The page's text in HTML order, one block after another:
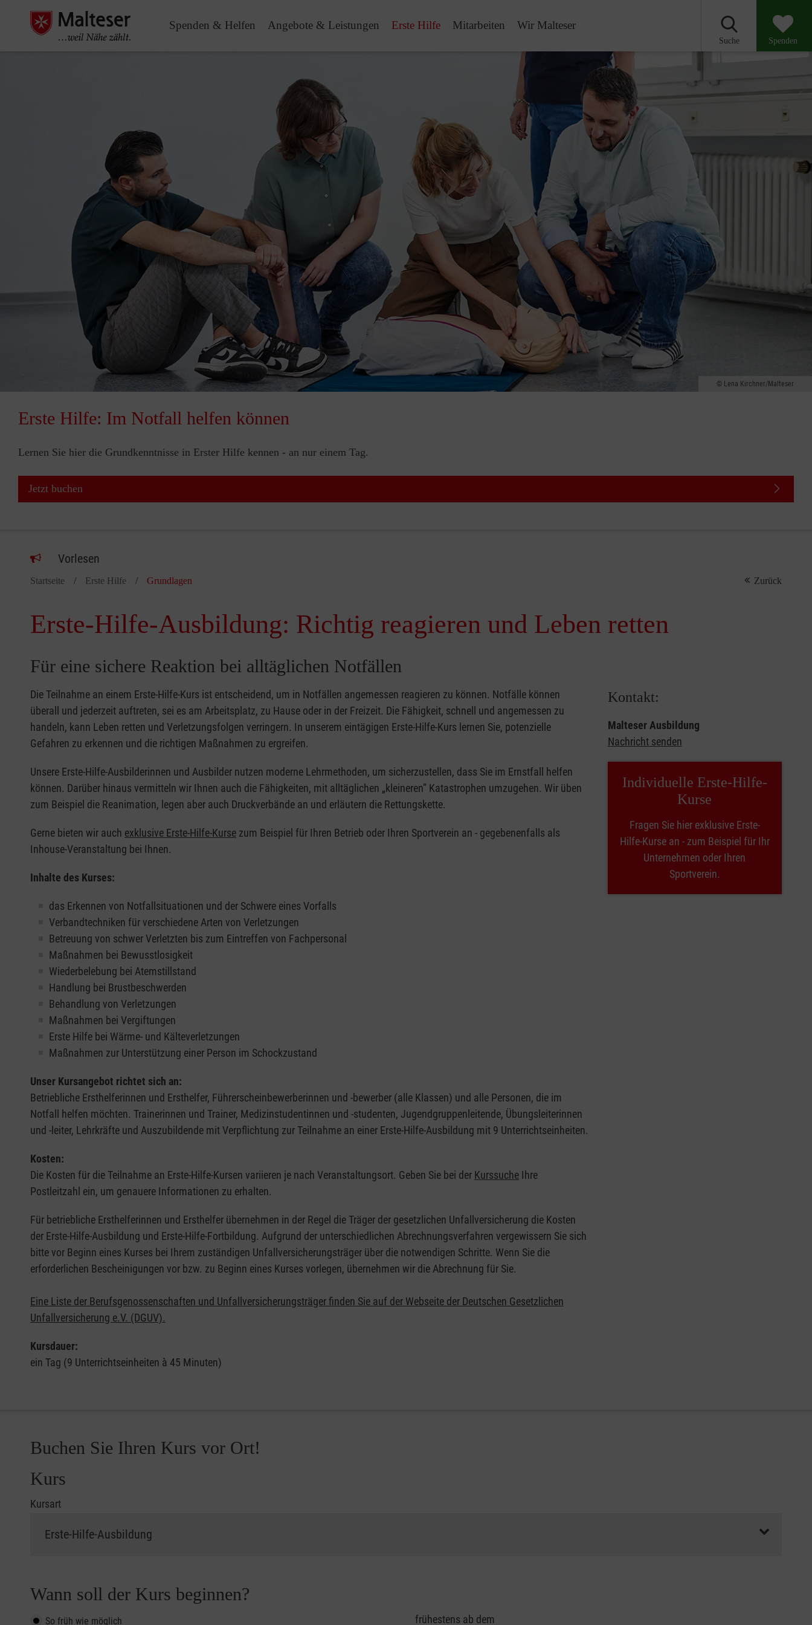
Spenden & Helfen Angebote & Leistungen Erste Hilfe Mitarbeiten Wir Malteser
Suche Spenden
Lena Kirchner/Malteser
Erste Hilfe: Im Notfall helfen können
Lernen Sie hier die Grundkenntnisse in Erster Hilfe kennen - an nur einem Tag.
Jetzt buchen
Vorlesen
Startseite Erste Hilfe Grundlagen Zurück
Erste-Hilfe-Ausbildung: Richtig reagieren und Leben retten
Für eine sichere Reaktion bei alltäglichen Notfällen
Die Teilnahme an einem Erste-Hilfe-Kurs ist entscheidend, um in Notfällen angemessen reagieren zu können. Notfälle können
überall und jederzeit auftreten, sei es am Arbeitsplatz, zu Hause oder in der Freizeit. Die Fähigkeit, schnell und angemessen zu
handeln, kann Leben retten und Verletzungsfolgen verringern. In unserem eintägigen Erste-Hilfe-Kurs lernen Sie, potenzielle
Gefahren zu erkennen und die richtigen Maßnahmen zu ergreifen.
Unsere Erste-Hilfe-Ausbilderinnen und Ausbilder nutzen moderne Lehrmethoden, um sicherzustellen, dass Sie im Ernstfall helfen
können. Darüber hinaus vermitteln wir Ihnen auch die Fähigkeiten, mit alltäglichen „kleineren” Katastrophen umzugehen. Wir üben
zum Beispiel die Reanimation, legen aber auch Druckverbände an und erläutern die Rettungskette.
Gerne bieten wir auch exklusive Erste-Hilfe-Kurse zum Beispiel für Ihren Betrieb oder Ihren Sportverein an - gegebenenfalls als
Inhouse-Veranstaltung bei Ihnen.
Inhalte des Kurses:
das Erkennen von Notfallsituationen und der Schwere eines Vorfalls
Verbandtechniken für verschiedene Arten von Verletzungen
Betreuung von schwer Verletzten bis zum Eintreffen von Fachpersonal
Maßnahmen bei Bewusstlosigkeit
Wiederbelebung bei Atemstillstand
Handlung bei Brustbeschwerden
Behandlung von Verletzungen
Maßnahmen bei Vergiftungen
Erste Hilfe bei Wärme- und Kälteverletzungen
Maßnahmen zur Unterstützung einer Person im Schockzustand
Unser Kursangebot richtet sich an:
Betriebliche Ersthelferinnen und Ersthelfer, Führerscheinbewerberinnen und -bewerber (alle Klassen) und alle Personen, die im
Notfall helfen möchten. Trainerinnen und Trainer, Medizinstudentinnen und -studenten, Jugendgruppenleitende, Übungsleiterinnen
und -leiter, Lehrkräfte und Auszubildende mit Verpflichtung zur Teilnahme an einer Erste-Hilfe-Ausbildung mit 9 Unterrichtseinheiten.
Kosten:
Die Kosten für die Teilnahme an Erste-Hilfe-Kursen variieren je nach Veranstaltungsort. Geben Sie bei der Kurssuche Ihre
Postleitzahl ein, um genauere Informationen zu erhalten.
Für betriebliche Ersthelferinnen und Ersthelfer übernehmen in der Regel die Träger der gesetzlichen Unfallversicherung die Kosten
der Erste-Hilfe-Ausbildung und Erste-Hilfe-Fortbildung. Aufgrund der unterschiedlichen Abrechnungsverfahren vergewissern Sie sich
bitte vor Beginn eines Kurses bei Ihrem zuständigen Unfallversicherungsträger über die notwendigen Schritte. Wenn Sie die
erforderlichen Bescheinigungen vor bzw. zu Beginn eines Kurses vorlegen, übernehmen wir die Abrechnung für Sie.
Eine Liste der Berufsgenossenschaften und Unfallversicherungsträger finden Sie auf der Webseite der Deutschen Gesetzlichen
Unfallversicherung e.V. (DGUV).
Kursdauer:
ein Tag (9 Unterrichtseinheiten à 45 Minuten)
Kontakt:
Malteser Ausbildung
Nachricht senden
Individuelle Erste-Hilfe-
Kurse
Fragen Sie hier exklusive Erste-
Hilfe-Kurse an - zum Beispiel für Ihr
Unternehmen oder Ihren
Sportverein.
Buchen Sie Ihren Kurs vor Ort!
Kurs
Kursart
Wann soll der Kurs beginnen?
So früh wie möglich frühestens ab dem